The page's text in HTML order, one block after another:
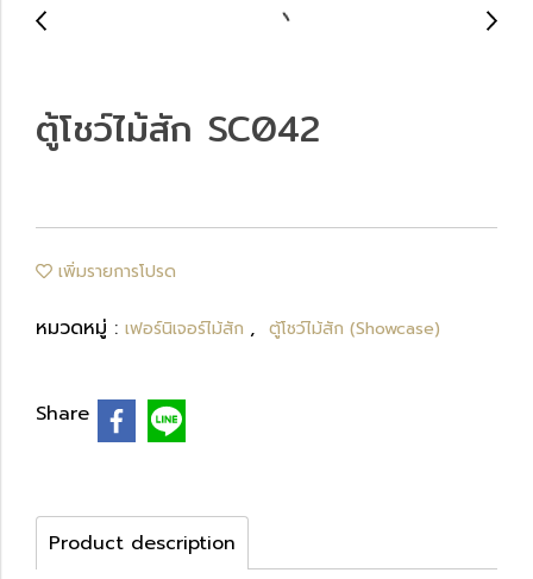
ตู้โชว์ไม้สัก SC042
เพิ่มรายการโปรด
หมวดหมู่ : เฟอร์นิเจอร์ไม้สัก , ตู้โชว์ไม้สัก (Showcase)
Share
Product description